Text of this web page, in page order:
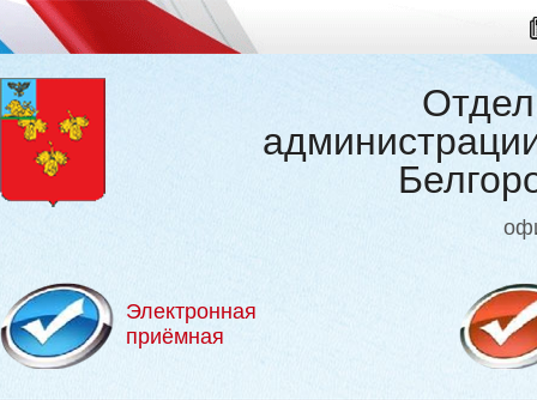
Электронная
приёмная